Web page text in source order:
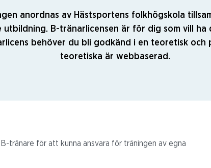
anordnas av Hästsportens folkhögskola
B-tränarlicensen är för dig som vill ha
behöver du bli godkänd i en teoretisk och
teoretiska är webbaserad.
tränare för att kunna ansvara för träningen av egna